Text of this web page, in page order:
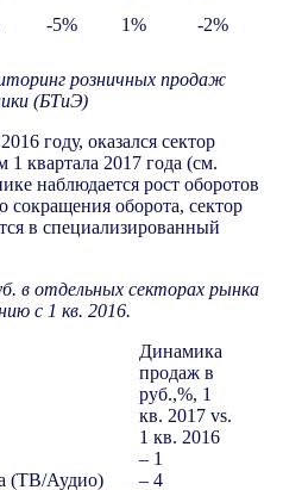
-5% 1% -2%
розничных продаж
(БТиЭ)
году, оказался сектор
1 квартала 2017 года (см.
наблюдается рост оборотов
сокращения оборота, сектор
в специализированный
в отдельных секторах рынка
с 1 кв. 2016.
Динамика
продаж в
руб.,%, 1
кв. 2017 vs.
1 кв. 2016
– 1
(ТВ/Аудио)
– 4